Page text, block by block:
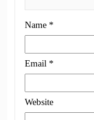
Name *
Email *
Website